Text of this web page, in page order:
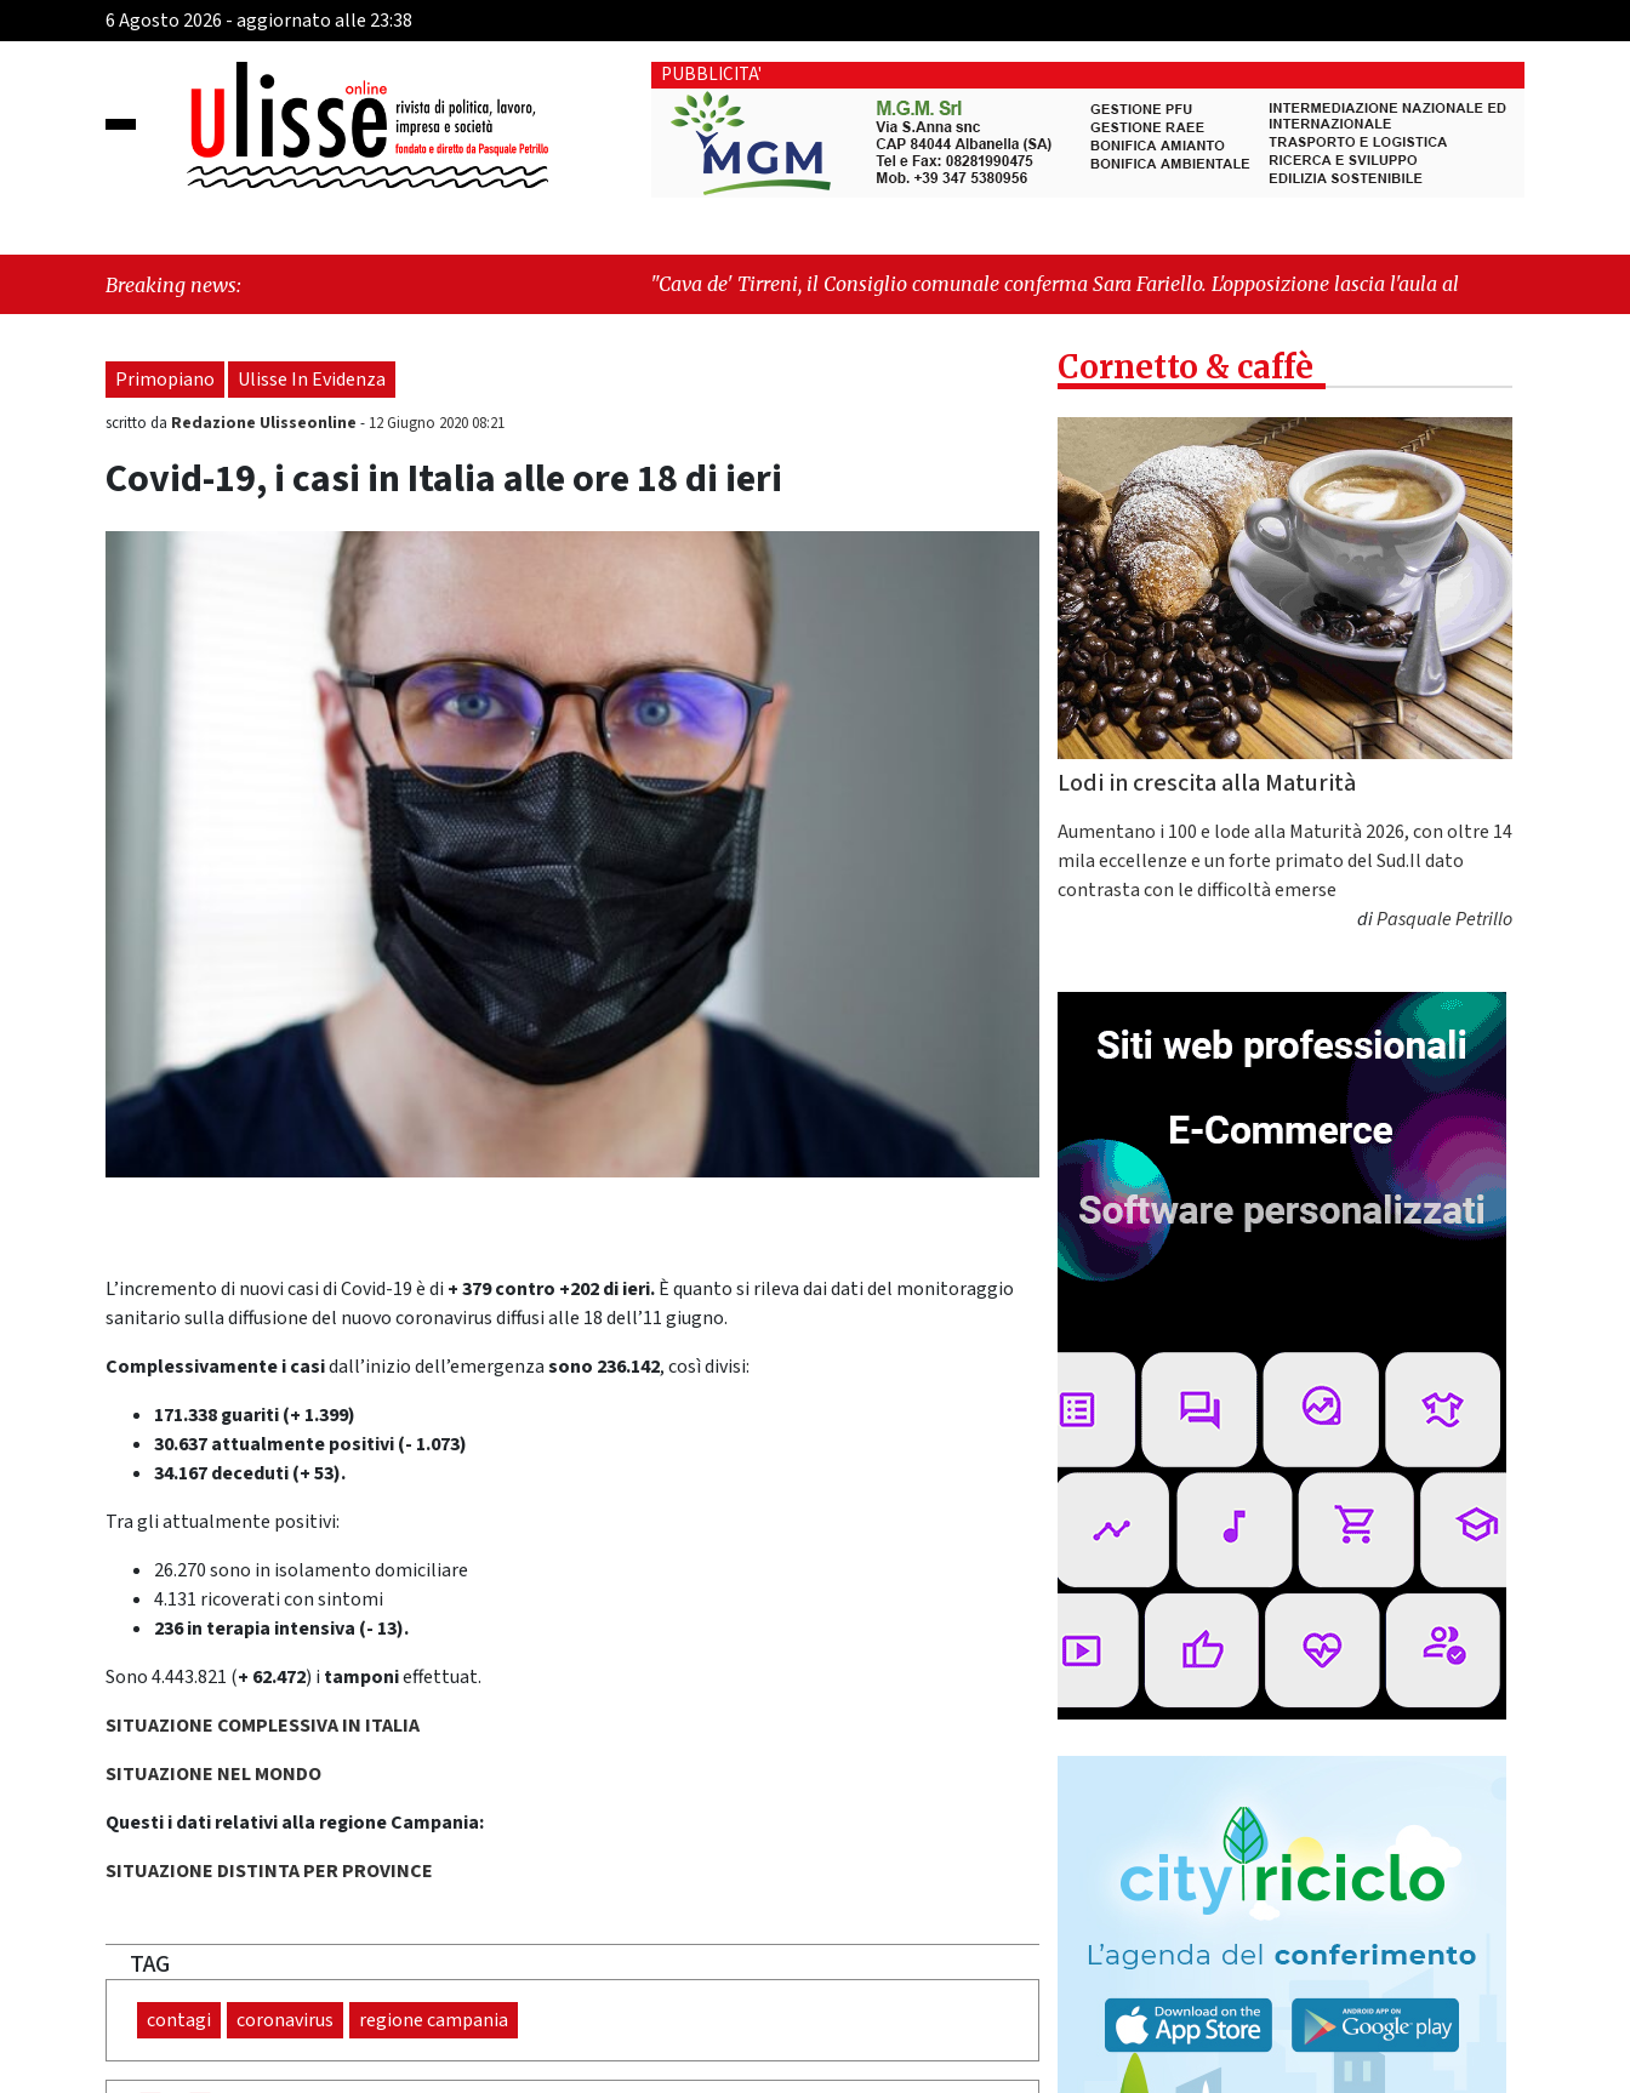
6 Agosto 2026 - aggiornato alle 23:38
PUBBLICITA'
Breaking news: "Cava de' Tirreni, il Consiglio comunale conferma Sara Fariello. L'opposizione lascia l'aula al momento del voto"
"Vietri sul Mare, giornata storica: la ceramica ammessa alla fase europea per l’IGP"
Primopiano Ulisse In Evidenza
scritto da Redazione Ulisseonline - 12 Giugno 2020 08:21
Covid-19, i casi in Italia alle ore 18 di ieri
L’incremento di nuovi casi di Covid-19 è di + 379 contro +202 di ieri.È quanto si rileva dai dati del monitoraggio
sanitario sulla diffusione del nuovo coronavirus diffusi alle 18 dell’11 giugno.
Complessivamente i casidall’inizio dell’emergenzasono 236.142, così divisi:
171.338 guariti (+ 1.399)
30.637 attualmente positivi (- 1.073)
34.167 deceduti (+ 53).
Tra gli attualmente positivi:
26.270 sono in isolamento domiciliare
4.131 ricoverati con sintomi
236 in terapia intensiva (- 13).
Sono 4.443.821 (+ 62.472) i tamponieffettuat.
SITUAZIONE COMPLESSIVA IN ITALIA
SITUAZIONE NEL MONDO
Questi i dati relativi alla regione Campania:
SITUAZIONE DISTINTA PER PROVINCE
TAG
contagi coronavirus regione campania
Cornetto & caffè
Lodi in crescita alla Maturità
Aumentano i 100 e lode alla Maturità 2026, con oltre 14
mila eccellenze e un forte primato del Sud.Il dato
contrasta con le difficoltà emerse
diPasquale Petrillo